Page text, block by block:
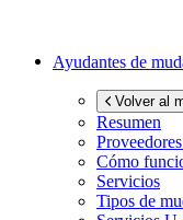
Ayudantes de
Volver al
Resumen
Cómo
Servicios
Tipos de